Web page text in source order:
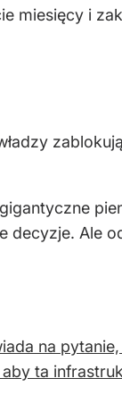
miesięcy i
Ale
na
ta